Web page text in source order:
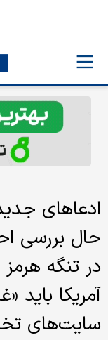
ادعاهای
حال بررسی
در تنگه
آمریکا باید
سایت‌های